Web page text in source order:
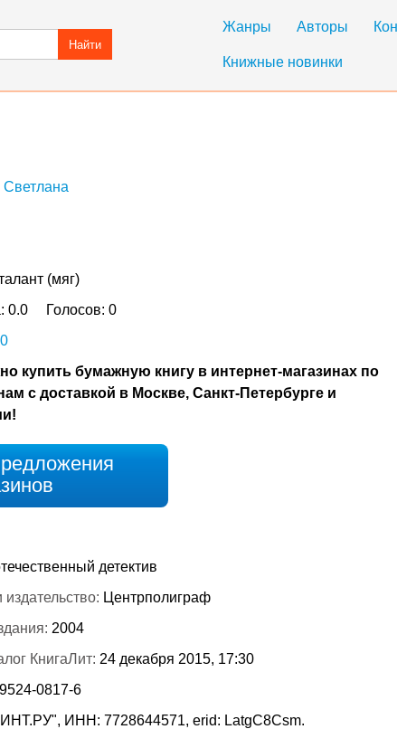
Жанры Авторы
Книжные новинки
Найти
Светлана
(мяг)
0.0 Голосов: 0
купить бумажную книгу в интернет-магазинах по
с доставкой в Москве, Санкт-Петербурге и
детектив
Центрполиграф
2004
КнигаЛит: 24 декабря 2015, 17:30
0817-6
ИНН: 7728644571, erid: LatgC8Csm.